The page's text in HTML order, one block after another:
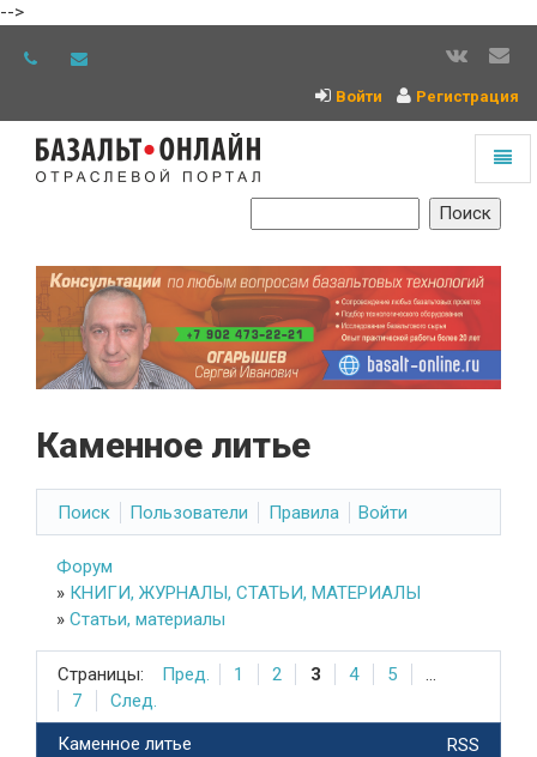
-->
Войти Регистрация
Каменное литье
Поиск Пользователи Правила Войти
Форум
» КНИГИ, ЖУРНАЛЫ, СТАТЬИ, МАТЕРИАЛЫ
» Статьи, материалы
Страницы: Пред. 1 2 3 4 5
...
7
След.
RSS
Каменное литье